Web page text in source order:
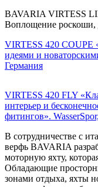
BAVARIA VIRTESS
Воплощение роскоши,
VIRTESS 420 COUPE
идеями и
Германия
VIRTESS 420 FLY
интерьер и
фитингов».
В сотрудничестве с
верфь BAVARIA
моторную яхту,
Обладающие
зонами отдыха, яхты